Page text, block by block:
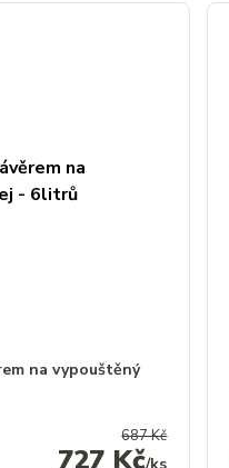
na vypouštěný
687 Kč
727 Kč